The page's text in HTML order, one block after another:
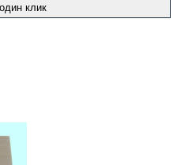
клик